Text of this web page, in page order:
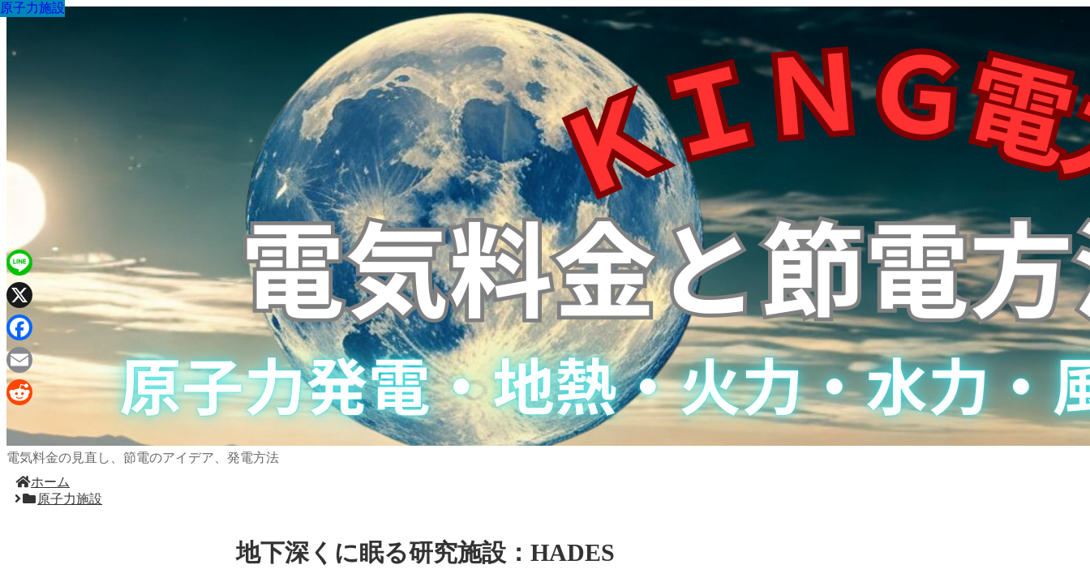
電気料金の見直し、節電のアイデア、発電方法
ホーム
原子力施設
地下深くに眠る研究施設：HADES
原子力施設
原子力施設
原子力施設
原子力施設
原子力施設
原子力施設
原子力施設
原子力施設
原子力施設
Line
X
Facebook
Email